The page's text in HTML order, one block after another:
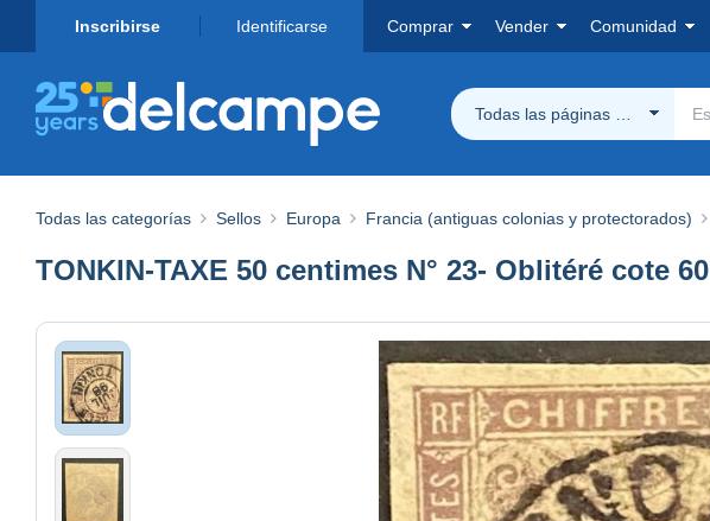
Inscribirse Identificarse Comprar Vender Comunidad
Todas las páginas Delcampe
Todas las categorías Sellos Europa Francia (antiguas colonias y protectorados)
TONKIN-TAXE 50 centimes N° 23- Oblitéré cote 60